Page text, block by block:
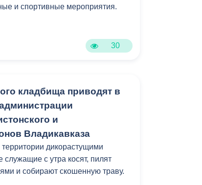
Противодействие коррупции
Бюджет для граждан
Пространственные сведения
Гражданская оборона в
чрезвычайных ситуациях
Незаконное строительство
и спортивные мероприятия.
30
кладбища приводят в
и
Владикавказа
дикорастущими
с утра косят, пилят
и собирают скошенную траву.